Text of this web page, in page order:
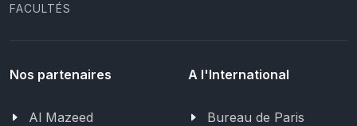
FACULTÉS
Nos partenaires
Al Mazeed
A l'International
Bureau de Paris